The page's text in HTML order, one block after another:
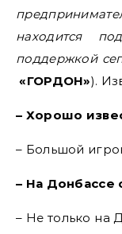
находится
поддержкой
«ГОРДОН»).
– Хорошо
– Большой
– На Донбассе
– Не только на